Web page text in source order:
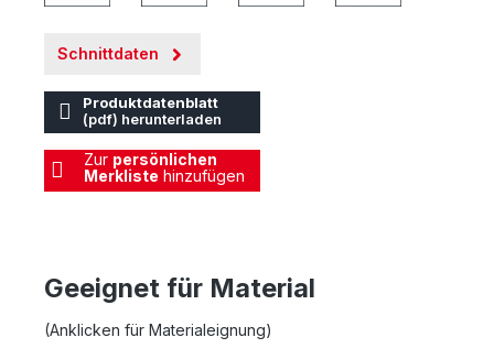
Schnittdaten
Produktdatenblatt
(pdf) herunterladen
Zur persönlichen
Merkliste hinzufügen
Geeignet für Material
(Anklicken für Materialeignung)